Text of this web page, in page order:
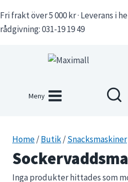
to
content
Fri frakt över 5 000 kr · Leverans i
rådgivning: 031-19 19 49
Meny
Home/Butik/Snacksmaskiner
Inga produkter hittades som